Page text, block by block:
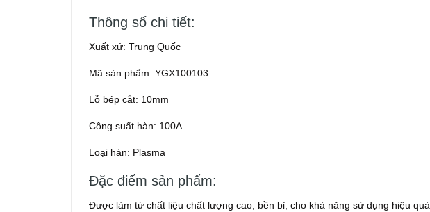
Thông số chi tiết:
Xuất xứ: Trung Quốc
Mã sản phẩm: YGX100103
Lỗ bép cắt: 10mm
Công suất hàn: 100A
Loại hàn: Plasma
Đặc điểm sản phẩm:
Được làm từ chất liệu chất lượng cao, bền bỉ, cho khả năng sử dụng hiệu quả